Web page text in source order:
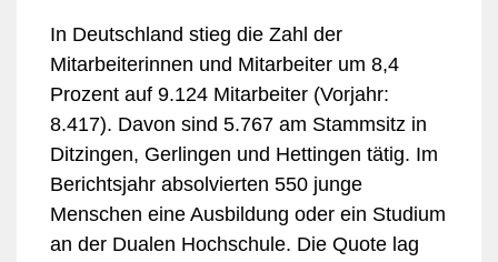
In Deutschland stieg die Zahl der
Mitarbeiterinnen und Mitarbeiter um 8,4
Prozent auf 9.124 Mitarbeiter (Vorjahr:
8.417). Davon sind 5.767 am Stammsitz in
Ditzingen, Gerlingen und Hettingen tätig. Im
Berichtsjahr absolvierten 550 junge
Menschen eine Ausbildung oder ein Studium
an der Dualen Hochschule. Die Quote lag